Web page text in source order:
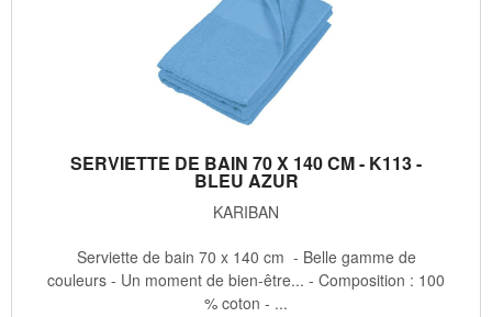
SERVIETTE DE BAIN 70 X 140 CM - K113 -
BLEU AZUR
KARIBAN
Serviette de bain 70 x 140 cm - Belle gamme de
couleurs - Un moment de bien-être... - Composition : 100
% coton - ...